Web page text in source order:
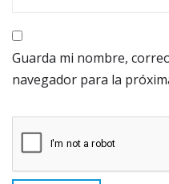
Guarda mi nombre,
navegador para la